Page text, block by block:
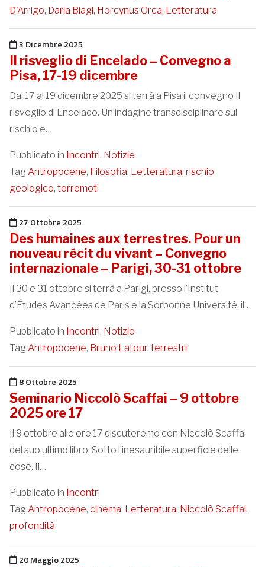
D'Arrigo, Daria Biagi, Horcynus Orca, Letteratura
Pubblicato il
3 Dicembre 2025
Il risveglio di Encelado – Convegno a
Pisa, 17-19 dicembre
Dal 17 al 19 dicembre 2025 si terrà a Pisa il convegno Il
risveglio di Encelado. Un’indagine transdisciplinare sul
rischio e…
Pubblicato in Incontri, Notizie
Tag Antropocene, Filosofia, Letteratura, rischio
geologico, terremoti
Pubblicato il
27 Ottobre 2025
Des humaines aux terrestres. Pour un
nouveau récit du vivant – Convegno
internazionale – Parigi, 30-31 ottobre
Il 30 e 31 ottobre si terrà a Parigi, presso l’Institut
d’Études Avancées de Paris e la Sorbonne Université, il…
Pubblicato in Incontri, Notizie
Tag Antropocene, Bruno Latour, terrestri
Pubblicato il
8 Ottobre 2025
Seminario Niccolò Scaffai – 9 ottobre
2025 ore 17
Il 9 ottobre alle ore 17 discuteremo con Niccolò Scaffai
del suo ultimo libro, Sotto l’inesauribile superficie delle
cose. Il…
Pubblicato in Incontri
Tag Antropocene, cinema, Letteratura, Niccolò Scaffai,
profondità
Pubblicato il
20 Maggio 2025